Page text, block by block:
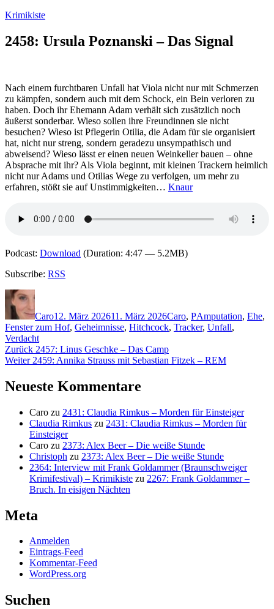
Zum
springen
Krimikiste
2458: Ursula Poznanski – Das Signal
Nach einem furchtbaren Unfall hat Viola nicht nur mit Schmerzen
zu kämpfen, sondern auch mit dem Schock, ein Bein verloren zu
haben. Doch ihr Ehemann Adam verhält sich zusätzlich noch
äußerst sonderbar. Wieso sollen ihre Freundinnen sie nicht
besuchen? Wieso ist Pflegerin Otilia, die Adam für sie organisiert
hat, nicht nur streng, sondern geradezu unsympathisch und
abweisend? Wieso lässt er einen neuen Weinkeller bauen – ohne
Absprache mit ihr? Als Viola beginnt, mit kleinen Trackern heimlich
nicht nur Adams und Otilias Wege zu verfolgen, um mehr zu
erfahren, stößt sie auf Unstimmigkeiten… Knaur
Podcast: Download (Duration: 4:47 — 5.2MB)
Subscribe: RSS
Autor
Caro12. März 202611. März 2026Caro, PAmputation, Ehe,
Fenster zum Hof, Geheimnisse, Hitchcock, Tracker, Unfall,
Verdacht
Beitragsnavigation
Zurück Vorheriger
Beitrag:
2457: Linus Geschke – Das Camp
Weiter Nächster
2459: Annika Strauss mit Sebastian Fitzek – REM
Neueste Kommentare
Caro zu 2431: Claudia Rimkus – Morden für Einsteiger
Claudia Rimkus zu 2431: Claudia Rimkus – Morden für
Einsteiger
Caro zu 2373: Alex Beer – Die weiße Stunde
Christoph zu 2373: Alex Beer – Die weiße Stunde
2364: Interview mit Frank Goldammer (Braunschweiger
Krimifestival) – Krimikiste zu 2267: Frank Goldammer –
Bruch. In eisigen Nächten
Meta
Anmelden
Eintrags-Feed
Kommentar-Feed
WordPress.org
Suchen